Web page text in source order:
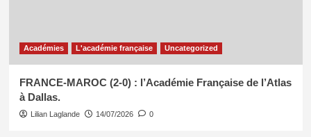
Académies L'académie française Uncategorized
FRANCE-MAROC (2-0) : l’Académie Française de l’Atlas
à Dallas.
Lilian Laglande 14/07/2026 0